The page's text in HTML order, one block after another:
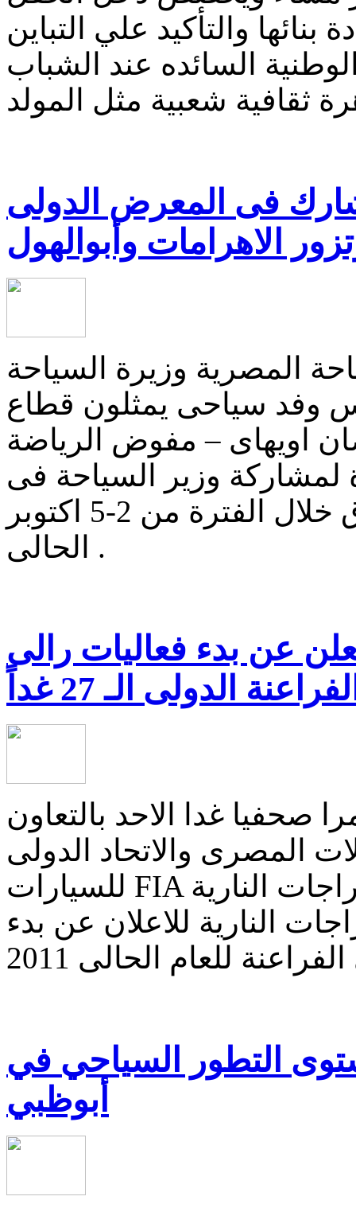
والتأكيد علي التباين
السائده عند الشباب
فى المعرض الدولى
الاهرامات وأبوالهول
المصرية وزيرة السياحة
وفد سياحى يمثلون قطاع
اويهاى – مفوض الرياضة
لمشاركة وزير السياحة فى
المعرض الدولى لتجهيزات الفنادق خلال الفترة من 2-5 اكتوبر
الحالى .
عن بدء فعاليات رالى
الدولى الـ 27 غداً
صحفيا غدا الاحد بالتعاون
المصرى والاتحاد الدولى
للسيارات FIA والاتحاد الدولى للدراجات الناريةFIM والاتحاد
النارية للاعلان عن بدء
التطور السياحي في
أبوظبي